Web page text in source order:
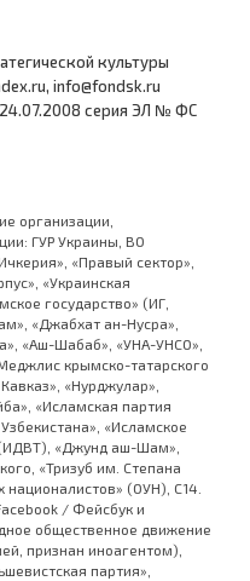
культуры
info@fondsk.ru
24.07.2008 серия ЭЛ № ФС
организации,
ГУР Украины, ВО
«Правый сектор»,
«Украинская
государство» (ИГ,
«Джабхат ан-Нусра»,
«Аш-Шабаб», «УНА-УНСО»,
крымско-татарского
«Нурджулар»,
«Исламская партия
«Исламское
(ИДВТ), «Джунд аш-Шам»,
«Тризуб им. Степана
националистов» (ОУН), С14.
/ Фейсбук и
общественное движение
признан иноагентом),
партия»,